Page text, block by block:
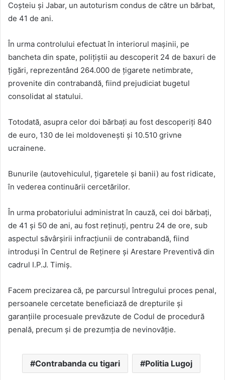
Coșteiu și Jabar, un autoturism condus de către un bărbat,
de 41 de ani.
În urma controlului efectuat în interiorul mașinii, pe
bancheta din spate, polițiștii au descoperit 24 de baxuri de
țigări, reprezentând 264.000 de țigarete netimbrate,
provenite din contrabandă, fiind prejudiciat bugetul
consolidat al statului.
Totodată, asupra celor doi bărbați au fost descoperiți 840
de euro, 130 de lei moldovenești și 10.510 grivne
ucrainene.
Bunurile (autovehiculul, țigaretele și banii) au fost ridicate,
în vederea continuării cercetărilor.
În urma probatoriului administrat în cauză, cei doi bărbați,
de 41 și 50 de ani, au fost reținuți, pentru 24 de ore, sub
aspectul săvârşirii infracțiunii de contrabandă, fiind
introduși în Centrul de Reținere și Arestare Preventivă din
cadrul I.P.J. Timiş.
Facem precizarea că, pe parcursul întregului proces penal,
persoanele cercetate beneficiază de drepturile și
garanțiile procesuale prevăzute de Codul de procedură
penală, precum și de prezumția de nevinovăție.
Contrabanda cu tigari Politia Lugoj